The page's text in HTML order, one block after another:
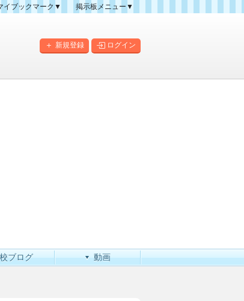
イブックマーク▼
掲示板メニュー▼
掲示板マップ
新規登録 ログイン
ブログ 動画